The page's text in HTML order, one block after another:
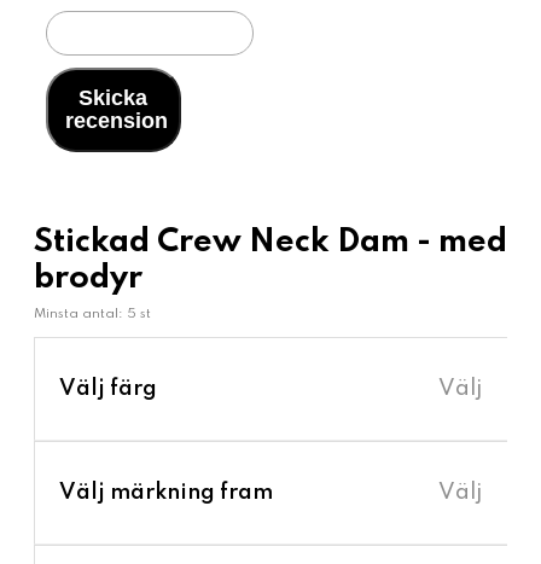
Skicka
recension
Stickad Crew Neck Dam - med
brodyr
Minsta antal: 5 st
Välj färg Välj
Välj märkning fram Välj